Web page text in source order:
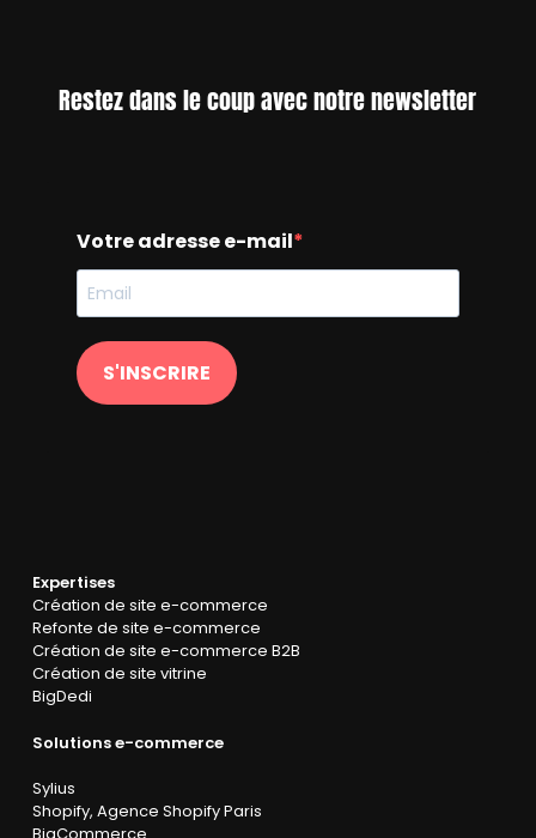
Restez dans le coup avec notre newsletter
Votre adresse e-mail
S'INSCRIRE
Expertises
Création de site e-commerce
Refonte de site e-commerce
Création de site e-commerce B2B
Création de site vitrine
BigDedi
Solutions e-commerce
Sylius
Shopify, Agence Shopify Paris